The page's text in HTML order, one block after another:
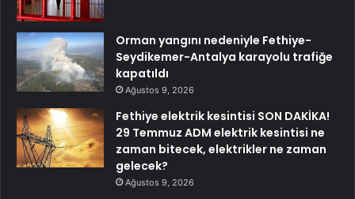
Orman yangını nedeniyle Fethiye-
Seydikemer-Antalya karayolu trafiğe
kapatıldı
Ağustos 9, 2026
Fethiye elektrik kesintisi SON DAKİKA!
29 Temmuz ADM elektrik kesintisi ne
zaman bitecek, elektrikler ne zaman
gelecek?
Ağustos 9, 2026